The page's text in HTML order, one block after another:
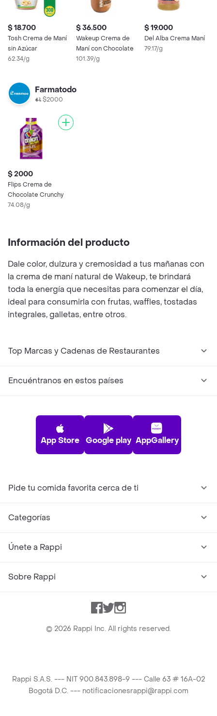
$ 18.700
Tosh Crema de Maní
sin Azúcar
62.34/g
$ 36.500
Wakeup Crema de
Maní con Chocolate
101.39/g
$ 19.000
Del Alba Crema Maní
79.17/g
Farmatodo
$2000
$ 2000
Flips Crema de
Chocolate Crunchy
74.08/g
Información del producto
Dale color, dulzura y cremosidad a tus mañanas con
la crema de maní natural de Wakeup, te brindará
toda la energía que necesitas para comenzar el día,
ideal para consumirla con frutas, waffles, tostadas
integrales, galletas, entre otros.
Top Marcas y Cadenas de Restaurantes
Encuéntranos en estos países
App Store Google play AppGallery
Pide tu comida favorita cerca de ti
Categorías
Únete a Rappi
Sobre Rappi
Facebook
TwitterInstagram
© 2026 Rappi Inc. All rights reserved.
Rappi S.A.S. --- NIT 900.843.898-9 --- Calle 63 # 16A-02
Bogotá D.C. --- notificacionesrappi@rappi.com